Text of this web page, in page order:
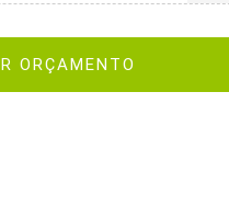
ORÇAMENTO